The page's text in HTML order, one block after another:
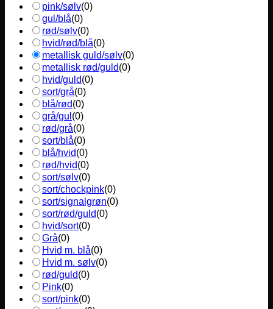
pink/sølv(0)
gul/blå(0)
rød/sølv(0)
hvid/rød/blå(0)
metallisk guld/sølv(0)
metallisk rød/guld(0)
hvid/guld(0)
sort/grå(0)
blå/rød(0)
grå/gul (0)
rød/grå(0)
sort/blå(0)
blå/hvid(0)
rød/hvid(0)
sort/sølv(0)
sort/chockpink(0)
sort/signalgrøn(0)
sort/rød/guld(0)
hvid/sort(0)
Grå(0)
Hvid m. blå(0)
Hvid m. sølv(0)
rød/guld(0)
Pink(0)
sort/pink(0)